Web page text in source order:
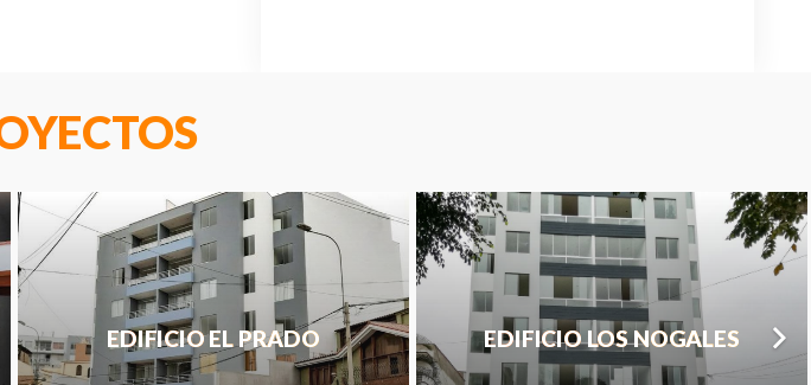
EDIFICIO EL PRADO EDIFICIO LOS NOGALES